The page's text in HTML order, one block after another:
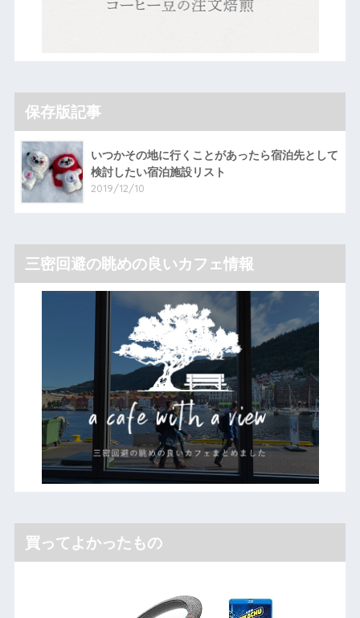
保存版記事
いつかその地に行くことがあったら宿泊先として
検討したい宿泊施設リスト
2019/12/10
三密回避の眺めの良いカフェ情報
買ってよかったもの